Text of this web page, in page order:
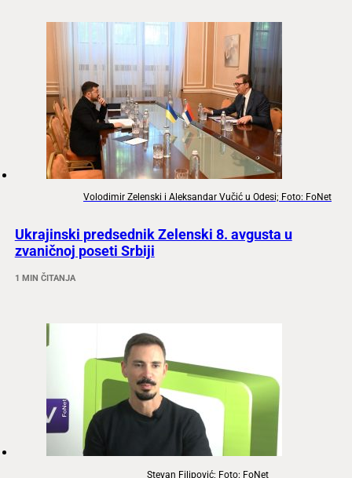
Volodimir Zelenski i Aleksandar Vučić u Odesi; Foto: FoNet
Ukrajinski predsednik Zelenski 8. avgusta u
zvaničnoj poseti Srbiji
1 MIN ČITANJA
Stevan Filipović; Foto: FoNet